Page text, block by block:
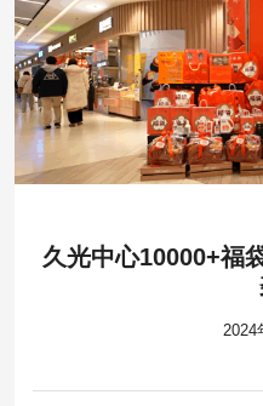
久光中心10000+福
2024